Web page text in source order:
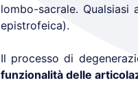
lombo-sacrale.
epistrofeica).
Il processo di
funzionalità delle